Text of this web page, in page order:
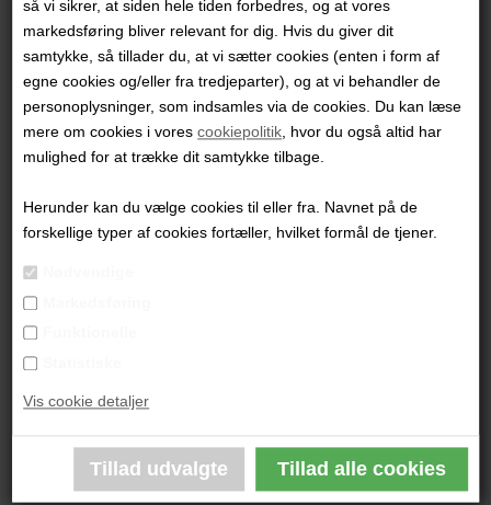
så vi sikrer, at siden hele tiden forbedres, og at vores
markedsføring bliver relevant for dig. Hvis du giver dit
samtykke, så tillader du, at vi sætter cookies (enten i form af
egne cookies og/eller fra tredjeparter), og at vi behandler de
personoplysninger, som indsamles via de cookies. Du kan læse
mere om cookies i vorescookiepolitik, hvor du også altid har
mulighed for at trække dit samtykke tilbage.
Herunder kan du vælge cookies til eller fra. Navnet på de
forskellige typer af cookies fortæller, hvilket formål de tjener.
Vis cookie detaljer
Helena Hülsen
9.800,00DKK
"What Wonders I See"
75x120 cm.
Ikke indrammet